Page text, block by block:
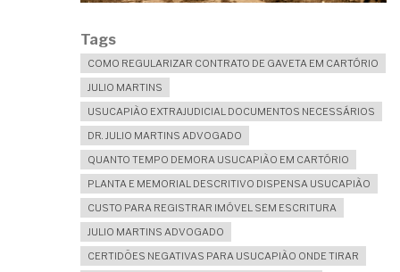
Tags
COMO REGULARIZAR CONTRATO DE GAVETA EM CARTÓRIO
JULIO MARTINS
USUCAPIÃO EXTRAJUDICIAL DOCUMENTOS NECESSÁRIOS
DR. JULIO MARTINS ADVOGADO
QUANTO TEMPO DEMORA USUCAPIÃO EM CARTÓRIO
PLANTA E MEMORIAL DESCRITIVO DISPENSA USUCAPIÃO
CUSTO PARA REGISTRAR IMÓVEL SEM ESCRITURA
JULIO MARTINS ADVOGADO
CERTIDÕES NEGATIVAS PARA USUCAPIÃO ONDE TIRAR